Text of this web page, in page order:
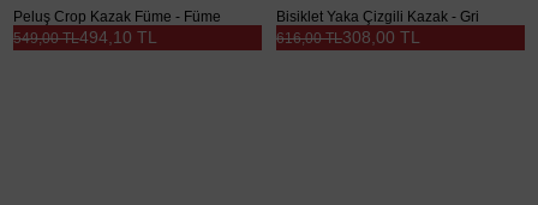
Peluş Crop Kazak Füme - Füme
494,10 TL
549,00 TL
Bisiklet Yaka Çizgili Kazak - Gri
308,00 TL
616,00 TL